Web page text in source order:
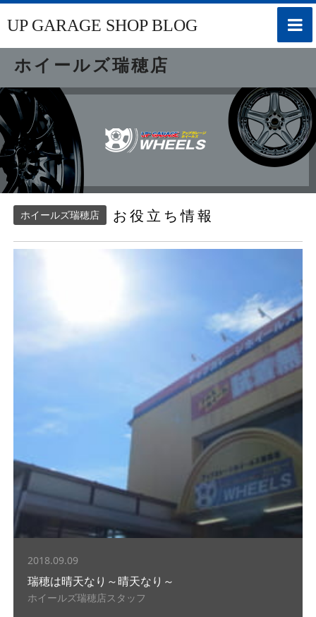
toggle
UP GARAGE SHOP BLOG
ホイールズ瑞穂店
ホイールズ瑞穂店 お役立ち情報
2018.09.09
瑞穂は晴天なり～晴天なり～
ホイールズ瑞穂店スタッフ